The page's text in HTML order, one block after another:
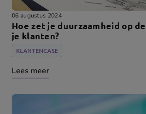
06 augustus 2024
Hoe zet je duurzaamheid op
je klanten?
KLANTENCASE
Lees meer